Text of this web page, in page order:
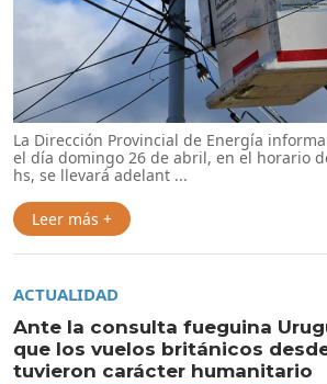
La Dirección Provincial de Energía
el día domingo 26 de abril, en el horario
hs, se llevará adelant ...
Leer más +
ACTUALIDAD
Ante la consulta fueguina
que los vuelos británicos
tuvieron carácter humanitario